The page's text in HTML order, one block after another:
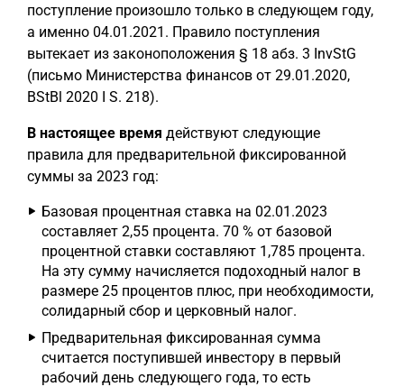
поступление произошло только в следующем году,
а именно 04.01.2021. Правило поступления
вытекает из законоположения § 18 абз. 3 InvStG
(письмо Министерства финансов от 29.01.2020,
BStBl 2020 I S. 218).
В настоящее время действуют следующие
правила для предварительной фиксированной
суммы за 2023 год:
Базовая процентная ставка на 02.01.2023
составляет 2,55 процента. 70 % от базовой
процентной ставки составляют 1,785 процента.
На эту сумму начисляется подоходный налог в
размере 25 процентов плюс, при необходимости,
солидарный сбор и церковный налог.
Предварительная фиксированная сумма
считается поступившей инвестору в первый
рабочий день следующего года, то есть